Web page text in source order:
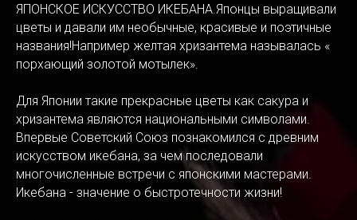
ЯПОНСКОЕ ИСКУССТВО ИКЕБАНА.Японцы выращивали
цветы и давали им необычные, красивые и поэтичные
названия!Например желтая хризантема называлась «
порхающий золотой мотылек».
Для Японии такие прекрасные цветы как сакура и
хризантема являются национальными символами.
Впервые Советский Союз познакомился с древним
искусством икебана, за чем последовали
многочисленные встречи с японскими мастерами.
Икебана - значение о быстротечности жизни!